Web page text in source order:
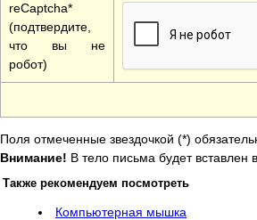
reCaptcha*
(подтвердите,
что вы не
робот)
Поля отмеченные звездочкой (*)
Внимание! В тело письма будет
Также рекомендуем посмотреть
Компьютерная мышка